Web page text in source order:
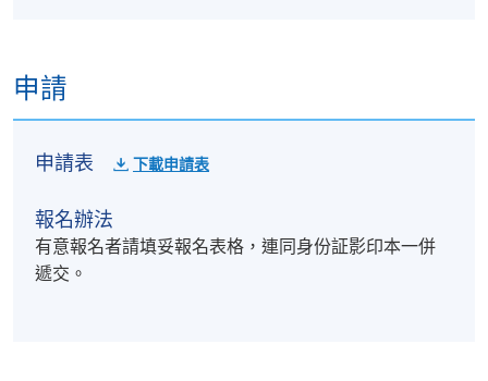
申請
申請表 下載申請表
報名辦法
有意報名者請填妥報名表格，連同身份証影印本一併
遞交。